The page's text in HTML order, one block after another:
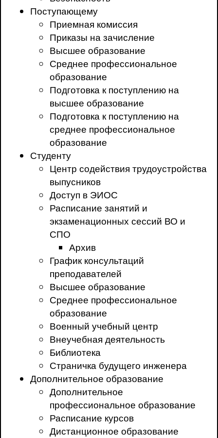
Поступающему
Приемная комиссия
Приказы на зачисление
Высшее образование
Среднее профессиональное
образование
Подготовка к поступлению на
высшее образование
Подготовка к поступлению на
среднее профессиональное
образование
Студенту
Центр содействия трудоустройства
выпусников
Доступ в ЭИОС
Расписание занятий и
экзаменационных сессий ВО и
СПО
Архив
График консультаций
преподавателей
Высшее образование
Среднее профессиональное
образование
Военный учебный центр
Внеучебная деятельность
Библиотека
Страничка будущего инженера
Дополнительное образование
Дополнительное
профессиональное образование
Расписание курсов
Дистанционное образование